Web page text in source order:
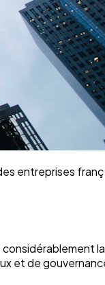
entreprises
et de